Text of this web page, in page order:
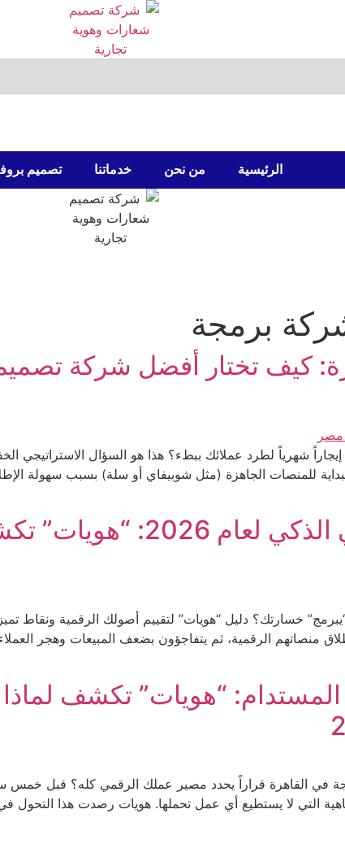
الرئيسية من نحن خدماتنا تصميم
برمجة
كيف تختار أفضل شركة
شهرياً لطرد عملائك ببطء؟ هذا هو السؤال الاستراتيجي
للمنصات الجاهزة (مثل شوبيفاي أو سلة) بسبب سهولة
دليل الاستثمار الرقمي
خسارتك؟ دليل “هويات” لتقييم أصولك الرقمية ونقاط
منصاتهم الرقمية، ثم يتفاجؤون بضعف المبيعات وهجر
المستدام: “هويات” تكشف
في القاهرة قراراً يحدد مصير عملك الرقمي كله؟ قبل خمس
التي لا يستطيع أي عمل تحملها. هويات رصدت هذا